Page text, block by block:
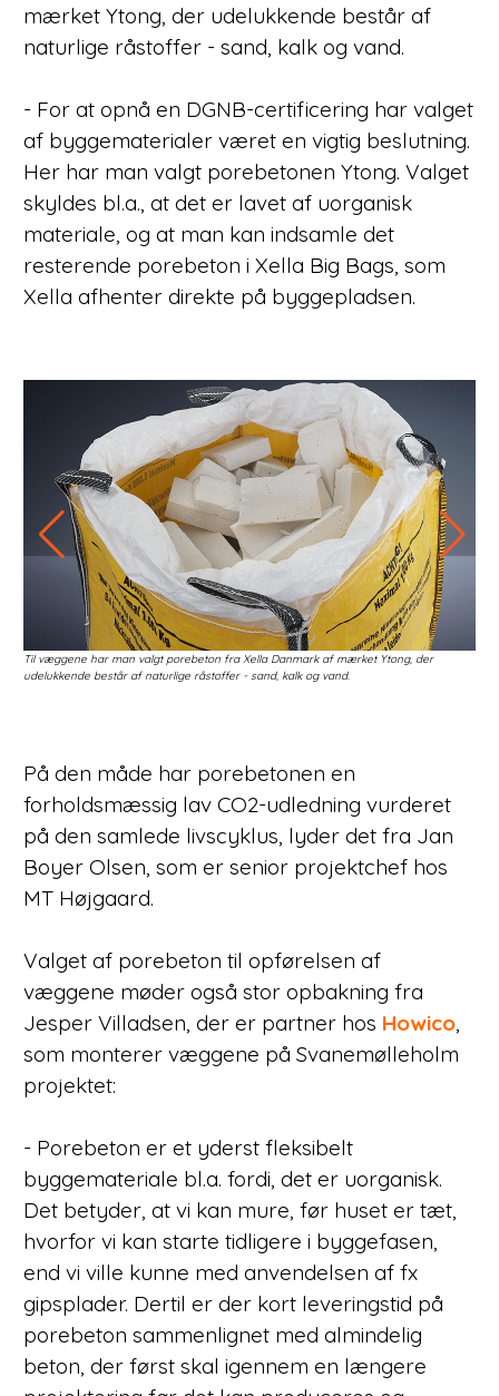
mærket Ytong, der udelukkende består af
naturlige råstoffer - sand, kalk og vand.
- For at opnå en DGNB-certificering har valget
af byggematerialer været en vigtig beslutning.
Her har man valgt porebetonen Ytong. Valget
skyldes bl.a., at det er lavet af uorganisk
materiale, og at man kan indsamle det
resterende porebeton i Xella Big Bags, som
Xella afhenter direkte på byggepladsen.
Til væggene har man valgt porebeton fra Xella Danmark af mærket Ytong, der
udelukkende består af naturlige råstoffer - sand, kalk og vand.
På den måde har porebetonen en
forholdsmæssig lav CO2-udledning vurderet
på den samlede livscyklus, lyder det fra Jan
Boyer Olsen, som er senior projektchef hos
MT Højgaard.
Valget af porebeton til opførelsen af
væggene møder også stor opbakning fra
Jesper Villadsen, der er partner hos Howico,
som monterer væggene på Svanemølleholm
projektet:
- Porebeton er et yderst fleksibelt
byggemateriale bl.a. fordi, det er uorganisk.
Det betyder, at vi kan mure, før huset er tæt,
hvorfor vi kan starte tidligere i byggefasen,
end vi ville kunne med anvendelsen af fx
gipsplader. Dertil er der kort leveringstid på
porebeton sammenlignet med almindelig
beton, der først skal igennem en længere